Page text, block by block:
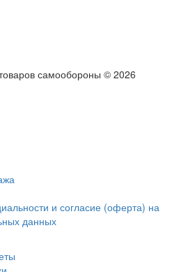
самообороны © 2026
и согласие (оферта) на
данных